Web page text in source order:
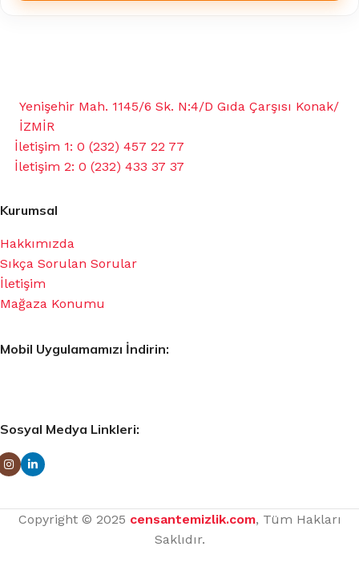
Yenişehir Mah. 1145/6 Sk. N:4/D Gıda Çarşısı Konak/
İZMİR
İletişim 1: 0 (232) 457 22 77
İletişim 2: 0 (232) 433 37 37
Kurumsal
Hakkımızda
Sıkça Sorulan Sorular
İletişim
Mağaza Konumu
Mobil Uygulamamızı İndirin:
Sosyal Medya Linkleri:
Copyright © 2025 censantemizlik.com, Tüm Hakları
Saklıdır.